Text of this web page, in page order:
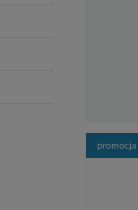
promocja